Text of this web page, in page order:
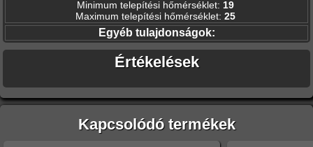
Minimum telepítési hőmérséklet: 19
Maximum telepítési hőmérséklet: 25
Egyéb tulajdonságok:
Értékelések
Kapcsolódó termékek